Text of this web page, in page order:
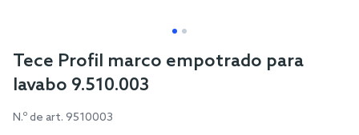
Skip
to
beginning
Tece Profil marco empotrado para
lavabo 9.510.003
N.º de art. 9510003